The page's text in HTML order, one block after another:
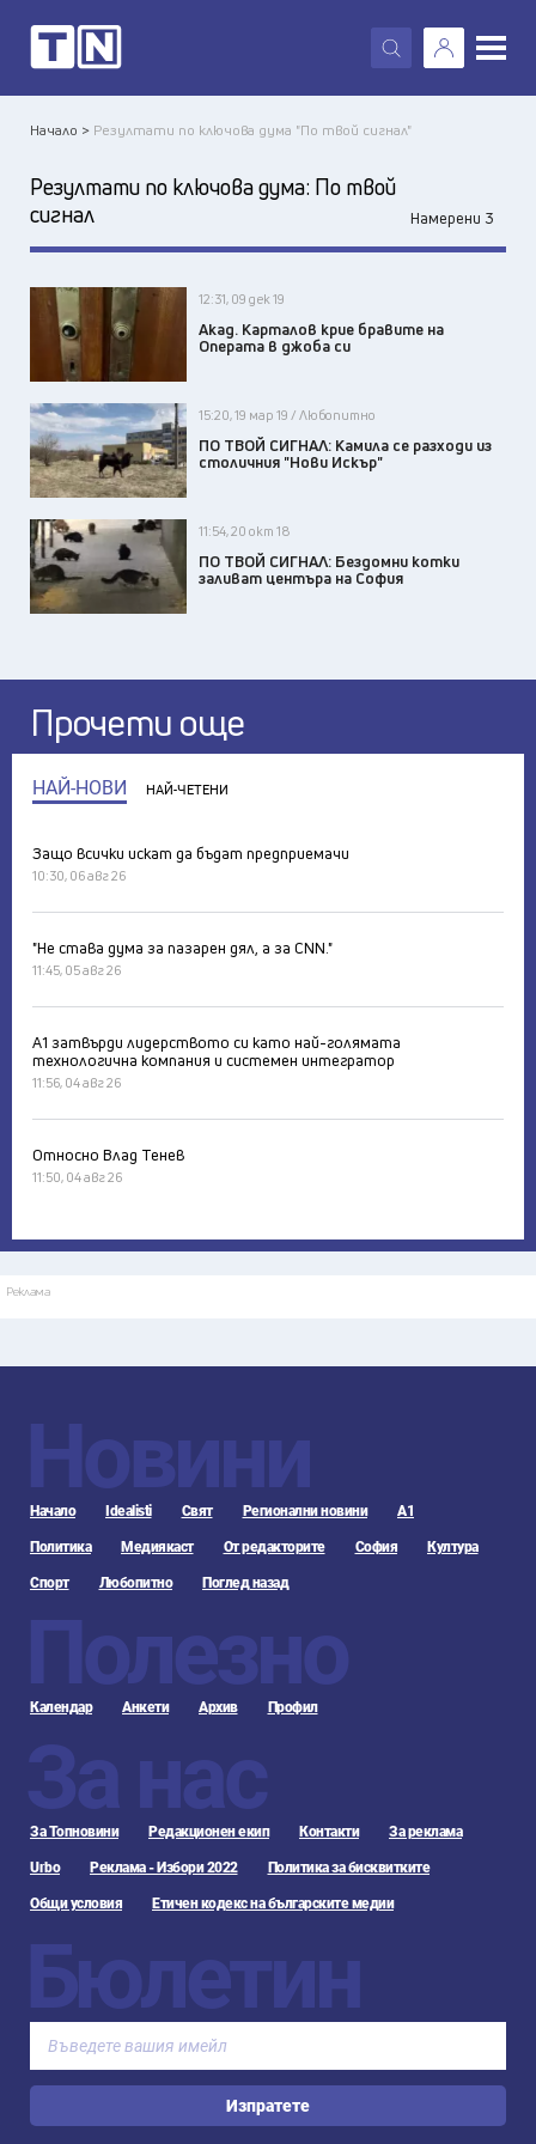
X
Начало > Резултати по ключова дума "По твой сигнал"
Резултати по ключова дума: По твой
сигнал
Намерени 3
12:31, 09 дек 19
Акад. Карталов крие бравите на
Операта в джоба си
15:20, 19 мар 19 / Любопитно
ПО ТВОЙ СИГНАЛ: Камила се разходи из
столичния "Нови Искър"
11:54, 20 окт 18
ПО ТВОЙ СИГНАЛ: Бездомни котки
заливат центъра на София
Прочети още
НАЙ-НОВИ НАЙ-ЧЕТЕНИ
Защо всички искат да бъдат предприемачи
10:30, 06 авг 26
"Не става дума за пазарен дял, а за CNN."
11:45, 05 авг 26
А1 затвърди лидерството си като най-голямата
технологична компания и системен интегратор
11:56, 04 авг 26
Относно Влад Тенев
11:50, 04 авг 26
Реклама
Новини
Начало Idealisti Свят Регионални новини А1
Политика Медиякаст От редакторите София Култура
Спорт Любопитно Поглед назад
Полезно
Календар Анкети Архив Профил
За нас
За Топновини Редакционен екип Контакти За реклама
Urbo Реклама - Избори 2022 Политика за бисквитките
Общи условия Етичен кодекс на българските медии
Бюлетин
Изпратете